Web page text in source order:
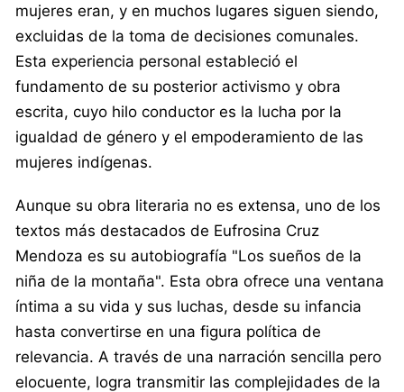
mujeres eran, y en muchos lugares siguen siendo,
excluidas de la toma de decisiones comunales.
Esta experiencia personal estableció el
fundamento de su posterior activismo y obra
escrita, cuyo hilo conductor es la lucha por la
igualdad de género y el empoderamiento de las
mujeres indígenas.
Aunque su obra literaria no es extensa, uno de los
textos más destacados de Eufrosina Cruz
Mendoza es su autobiografía "Los sueños de la
niña de la montaña". Esta obra ofrece una ventana
íntima a su vida y sus luchas, desde su infancia
hasta convertirse en una figura política de
relevancia. A través de una narración sencilla pero
elocuente, logra transmitir las complejidades de la